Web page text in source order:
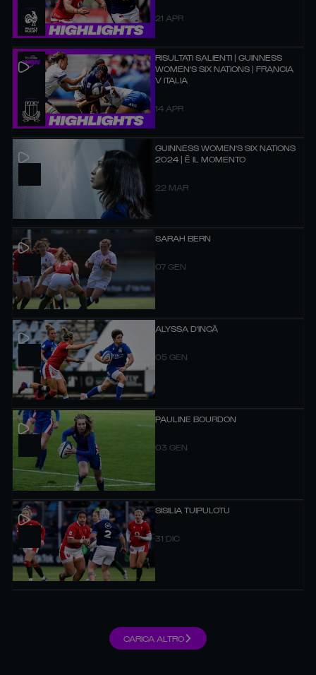
21 APR
RISULTATI SALIENTI | GUINNESS
WOMEN'S SIX NATIONS | FRANCIA
V ITALIA
14 APR
GUINNESS WOMEN'S SIX NATIONS
2024 | È IL MOMENTO
22 MAR
SARAH BERN
07 GEN
ALYSSA D'INCÀ
05 GEN
PAULINE BOURDON
03 GEN
SISILIA TUIPULOTU
31 DIC
CARICA ALTRO